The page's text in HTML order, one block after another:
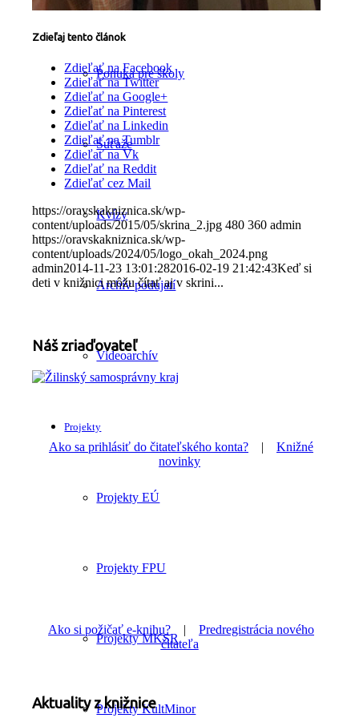
Program podujatí
Ponuka pre školy
Súťaže
Kvízy
Archív podujatí
Videoarchív
Projekty
Projekty EÚ
Projekty FPU
Projekty MKSR
Projekty KultMinor
Zdieľaj tento článok
Zdieľať na Facebook
Zdieľať na Twitter
Zdieľať na Google+
Zdieľať na Pinterest
Zdieľať na Linkedin
Zdieľať na Tumblr
Zdieľať na Vk
Zdieľať na Reddit
Zdieľať cez Mail
https://oravskakniznica.sk/wp-
content/uploads/2015/05/skrina_2.jpg 480 360 admin
https://oravskakniznica.sk/wp-
content/uploads/2024/05/logo_okah_2024.png
admin2014-11-23 13:01:282016-02-19 21:42:43Keď si
deti v knižnici môžu čítať aj v skrini...
Náš zriaďovateľ
Ako sa prihlásiť do čitateľského konta? | Knižné
novinky
Ako si požičať e-knihu? | Predregistrácia nového
čitateľa
Aktuality z knižnice